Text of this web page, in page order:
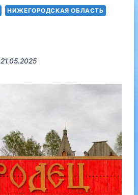
НИЖЕГОРОДСКАЯ ОБЛАСТЬ
21.05.2025